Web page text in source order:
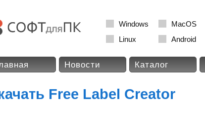
Windows
MacOS
Linux
Android
Новости Каталог
Free Label Creator